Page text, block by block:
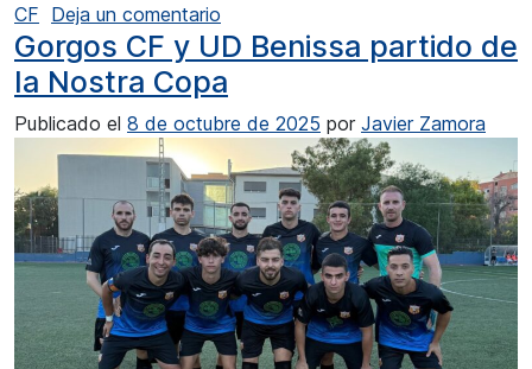
CF Deja un comentario
Gorgos CF y UD Benissa partido de
la Nostra Copa
Publicado el 8 de octubre de 2025 por Javier Zamora